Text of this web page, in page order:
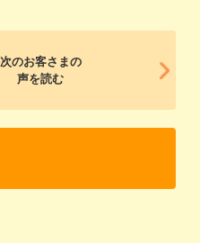
次のお客さまの
声を読む